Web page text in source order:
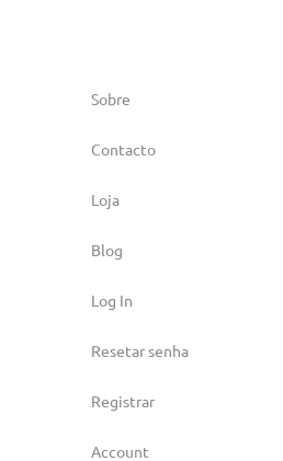
Sobre
Contacto
Loja
Blog
Log In
Resetar senha
Registrar
Account